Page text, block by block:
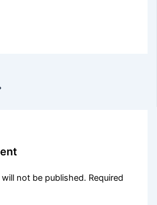
not be published. Required